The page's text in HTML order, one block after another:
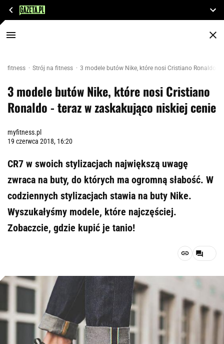
fitness Strój na fitness 3 modele butów Nike, które nosi Cristiano Ronaldo -
3 modele butów Nike, które nosi Cristiano
Ronaldo - teraz w zaskakująco niskiej cenie
myfitness.pl
19 czerwca 2018, 16:20
CR7 w swoich stylizacjach największą uwagę
zwraca na buty, do których ma ogromną słabość. W
codziennych stylizacjach stawia na buty Nike.
Wyszukałyśmy modele, które najczęściej.
Zobaczcie, gdzie kupić je tanio!